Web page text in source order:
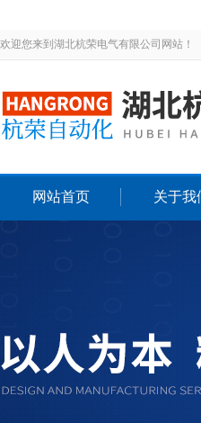
欢迎您来到湖北杭荣电气有限公司网站！
网站首页 关于我